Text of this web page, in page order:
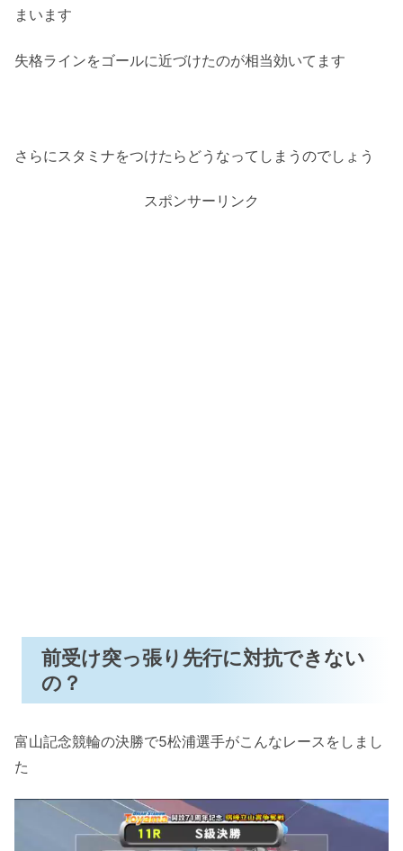
まいます
失格ラインをゴールに近づけたのが相当効いてます
さらにスタミナをつけたらどうなってしまうのでしょう
スポンサーリンク
前受け突っ張り先行に対抗できない
の？
富山記念競輪の決勝で5松浦選手がこんなレースをしまし
た